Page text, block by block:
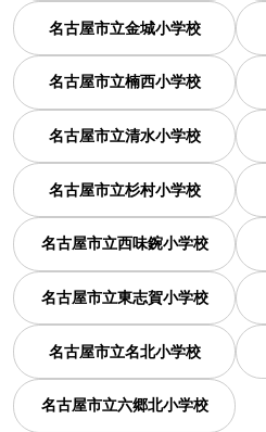
名古屋市立金城小学校
名古屋市立楠西小学校
名古屋市立清水小学校
名古屋市立杉村小学校
名古屋市立西味鋺小学校
名古屋市立東志賀小学校
名古屋市立名北小学校
名古屋市立六郷北小学校